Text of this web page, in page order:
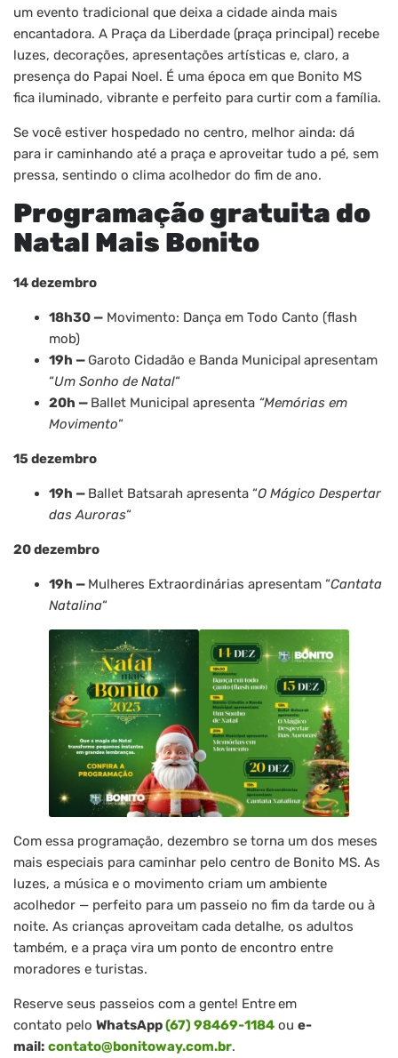
um evento tradicional que deixa a cidade ainda mais
encantadora. A Praça da Liberdade (praça principal) recebe
luzes, decorações, apresentações artísticas e, claro, a
presença do Papai Noel. É uma época em que Bonito MS
fica iluminado, vibrante e perfeito para curtir com a família.
Se você estiver hospedado no centro, melhor ainda: dá
para ir caminhando até a praça e aproveitar tudo a pé, sem
pressa, sentindo o clima acolhedor do fim de ano.
Programação gratuita do
Natal Mais Bonito
14 dezembro
18h30 — Movimento: Dança em Todo Canto (flash
mob)
19h — Garoto Cidadão e Banda Municipal apresentam
“Um Sonho de Natal“
20h — Ballet Municipal apresenta “Memórias em
Movimento“
15 dezembro
19h — Ballet Batsarah apresenta “O Mágico Despertar
das Auroras“
20 dezembro
19h — Mulheres Extraordinárias apresentam “Cantata
Natalina“
Com essa programação, dezembro se torna um dos meses
mais especiais para caminhar pelo centro de Bonito MS. As
luzes, a música e o movimento criam um ambiente
acolhedor — perfeito para um passeio no fim da tarde ou à
noite. As crianças aproveitam cada detalhe, os adultos
também, e a praça vira um ponto de encontro entre
moradores e turistas.
Reserve seus passeios com a gente! Entreem
contato pelo WhatsApp(67) 98469-1184 ou e-
mail: contato@bonitoway.com.br.